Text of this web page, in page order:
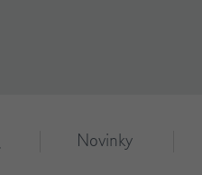
Novinky